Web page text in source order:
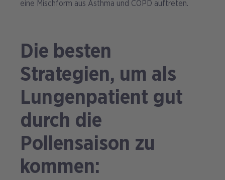
eine Mischform aus Asthma und COPD auftreten.
Die besten
Strategien, um als
Lungenpatient gut
durch die
Pollensaison zu
kommen: